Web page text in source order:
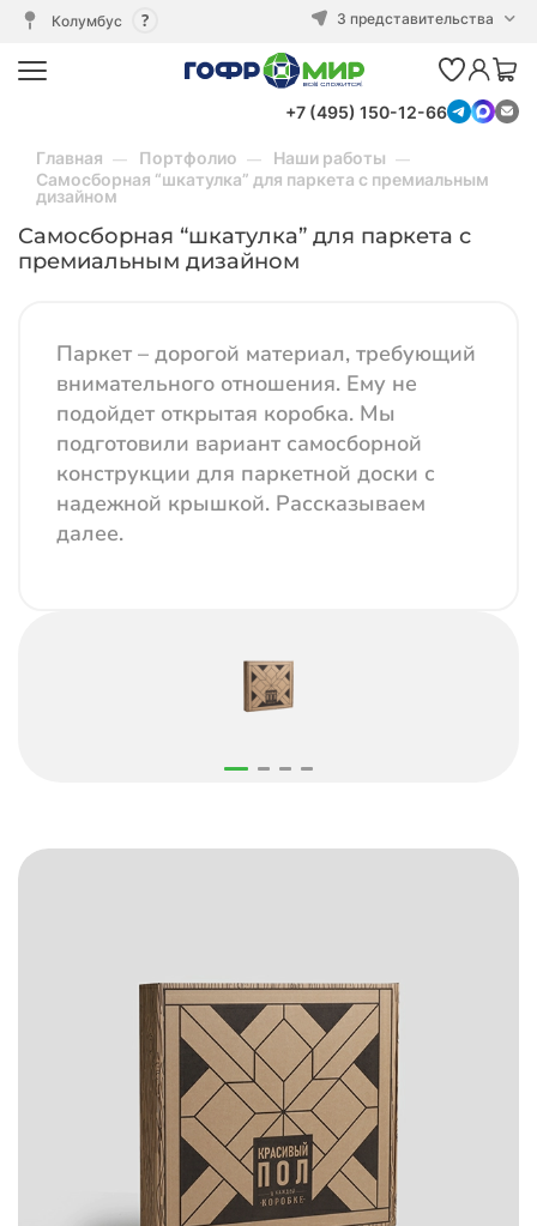
Колумбус 3 представительства
+7 (495) 150-12-66
Главная Портфолио
Наши работы
Самосборная “шкатулка” для паркета с премиальным
дизайном
Самосборная “шкатулка” для паркета с
премиальным дизайном
Паркет – дорогой материал, требующий
внимательного отношения. Ему не
подойдет открытая коробка. Мы
подготовили вариант самосборной
конструкции для паркетной доски с
надежной крышкой. Рассказываем
далее.